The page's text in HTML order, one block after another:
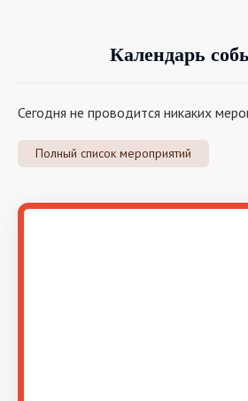
Календарь
Сегодня не проводится никаких
Полный список мероприятий